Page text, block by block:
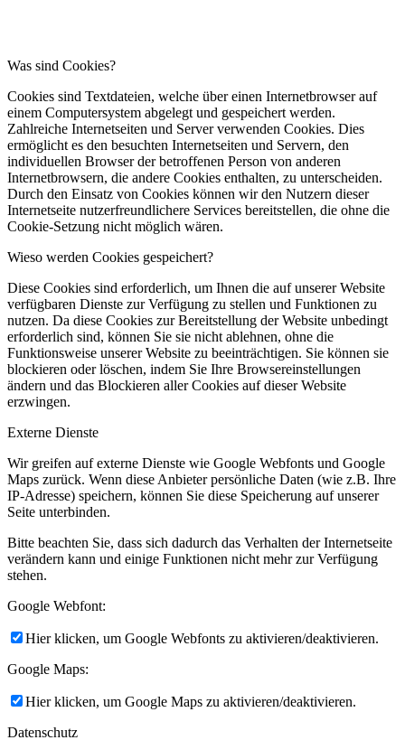
Was sind Cookies?
Cookies sind Textdateien, welche über einen Internetbrowser auf
einem Computersystem abgelegt und gespeichert werden.
Zahlreiche Internetseiten und Server verwenden Cookies. Dies
ermöglicht es den besuchten Internetseiten und Servern, den
individuellen Browser der betroffenen Person von anderen
Internetbrowsern, die andere Cookies enthalten, zu unterscheiden.
Durch den Einsatz von Cookies können wir den Nutzern dieser
Internetseite nutzerfreundlichere Services bereitstellen, die ohne die
Cookie-Setzung nicht möglich wären.
Wieso werden Cookies gespeichert?
Diese Cookies sind erforderlich, um Ihnen die auf unserer Website
verfügbaren Dienste zur Verfügung zu stellen und Funktionen zu
nutzen. Da diese Cookies zur Bereitstellung der Website unbedingt
erforderlich sind, können Sie sie nicht ablehnen, ohne die
Funktionsweise unserer Website zu beeinträchtigen. Sie können sie
blockieren oder löschen, indem Sie Ihre Browsereinstellungen
ändern und das Blockieren aller Cookies auf dieser Website
erzwingen.
Externe Dienste
Wir greifen auf externe Dienste wie Google Webfonts und Google
Maps zurück. Wenn diese Anbieter persönliche Daten (wie z.B. Ihre
IP-Adresse) speichern, können Sie diese Speicherung auf unserer
Seite unterbinden.
Bitte beachten Sie, dass sich dadurch das Verhalten der Internetseite
verändern kann und einige Funktionen nicht mehr zur Verfügung
stehen.
Google Webfont:
Hier klicken, um Google Webfonts zu aktivieren/deaktivieren.
Google Maps:
Hier klicken, um Google Maps zu aktivieren/deaktivieren.
Datenschutz